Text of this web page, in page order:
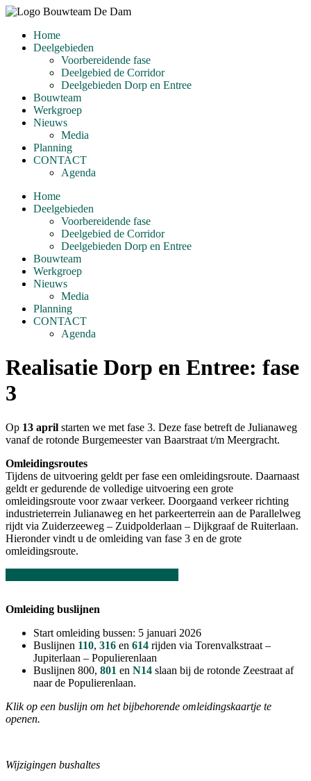
Ga
inhoud
Home
Deelgebieden
Voorbereidende fase
Deelgebied de Corridor
Deelgebieden Dorp en Entree
Bouwteam
Werkgroep
Nieuws
Media
Planning
CONTACT
Agenda
Home
Deelgebieden
Voorbereidende fase
Deelgebied de Corridor
Deelgebieden Dorp en Entree
Bouwteam
Werkgroep
Nieuws
Media
Planning
CONTACT
Agenda
Realisatie Dorp en Entree: fase
3
Op 13 april starten we met fase 3. Deze fase betreft de Julianaweg
vanaf de rotonde Burgemeester van Baarstraat t/m Meergracht.
Omleidingsroutes
Tijdens de uitvoering geldt per fase een omleidingsroute. Daarnaast
geldt er gedurende de volledige uitvoering een grote
omleidingsroute voor zwaar verkeer. Doorgaand verkeer richting
industrieterrein Julianaweg en het parkeerterrein aan de Parallelweg
rijdt via Zuiderzeeweg – Zuidpolderlaan – Dijkgraaf de Ruiterlaan.
Hieronder vindt u de omleiding van fase 3 en de grote
omleidingsroute.
Omleiding buslijnen
Start omleiding bussen: 5 januari 2026
Buslijnen 110, 316 en 614 rijden via Torenvalkstraat –
Jupiterlaan – Populierenlaan
Buslijnen 800, 801 en N14 slaan bij de rotonde Zeestraat af
naar de Populierenlaan.
Klik op een buslijn om het bijbehorende omleidingskaartje te
openen.
Wijzigingen bushaltes